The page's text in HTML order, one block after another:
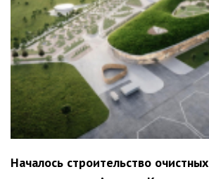
Началось строительство